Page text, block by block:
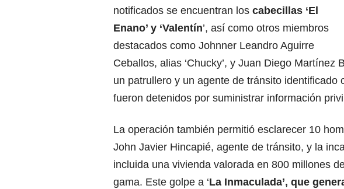
notificados se encuentran los cabecillas ‘El
Enano’ y ‘Valentín’, así como otros miembros
destacados como Johnner Leandro Aguirre
Ceballos, alias ‘Chucky’, y Juan Diego Martínez
un patrullero y un agente de tránsito identificado
fueron detenidos por suministrar información
La operación también permitió esclarecer 10
John Javier Hincapié, agente de tránsito, y la
incluida una vivienda valorada en 800 millones
gama. Este golpe a ‘La Inmaculada’, que